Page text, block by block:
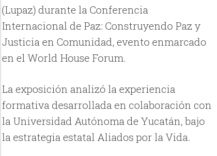
(Lupaz) durante la Conferencia
Internacional de Paz: Construyendo Paz y
Justicia en Comunidad, evento enmarcado
en el World House Forum.
La exposición analizó la experiencia
formativa desarrollada en colaboración con
la Universidad Autónoma de Yucatán, bajo
la estrategia estatal Aliados por la Vida.